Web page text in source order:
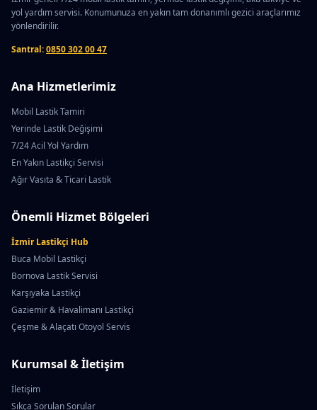
yol yardım servisi. Konumunuza en yakın tam donanımlı gezici araçlarımız
yönlendirilir.
Santral:0850 302 00 47
Ana Hizmetlerimiz
Mobil Lastik Tamiri
Yerinde Lastik Değişimi
7/24 Acil Yol Yardım
En Yakın Lastikçi Servisi
Ağır Vasıta & Ticari Lastik
Önemli Hizmet Bölgeleri
İzmir Lastikçi Hub
Buca Mobil Lastikçi
Bornova Lastik Servisi
Karşıyaka Lastikçi
Gaziemir & Havalimanı Lastikçi
Çeşme & Alaçatı Otoyol Servis
Kurumsal & İletişim
İletişim
Sıkça Sorulan Sorular